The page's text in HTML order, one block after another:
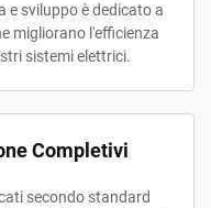
e sviluppo è dedicato a
migliorano l'efficienza
sistemi elettrici.
Completivi
secondo standard